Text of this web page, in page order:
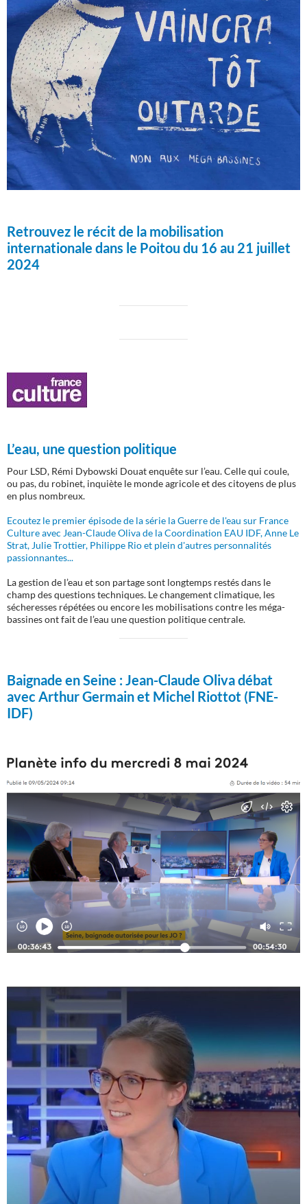
Retrouvez le récit de la mobilisation
internationale dans le Poitou du 16 au 21 juillet
2024
L’eau, une question politique
Pour LSD, Rémi Dybowski Douat enquête sur l’eau. Celle qui coule,
ou pas, du robinet, inquiète le monde agricole et des citoyens de plus
en plus nombreux.
Ecoutez le premier épisode de la série la Guerre de l'eau sur France
Culture avec Jean-Claude Oliva de la Coordination EAU IDF, Anne Le
Strat, Julie Trottier, Philippe Rio et plein d'autres personnalités
passionnantes...
La gestion de l’eau et son partage sont longtemps restés dans le
champ des questions techniques. Le changement climatique, les
sécheresses répétées ou encore les mobilisations contre les méga-
bassines ont fait de l’eau une question politique centrale.
Baignade en Seine :Jean-Claude Oliva débat
avec Arthur Germain et Michel Riottot (FNE-
IDF)